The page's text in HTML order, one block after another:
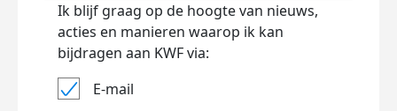
Ik blijf graag op de hoogte van nieuws,
acties en manieren waarop ik kan
bijdragen aan KWF via:
E-mail